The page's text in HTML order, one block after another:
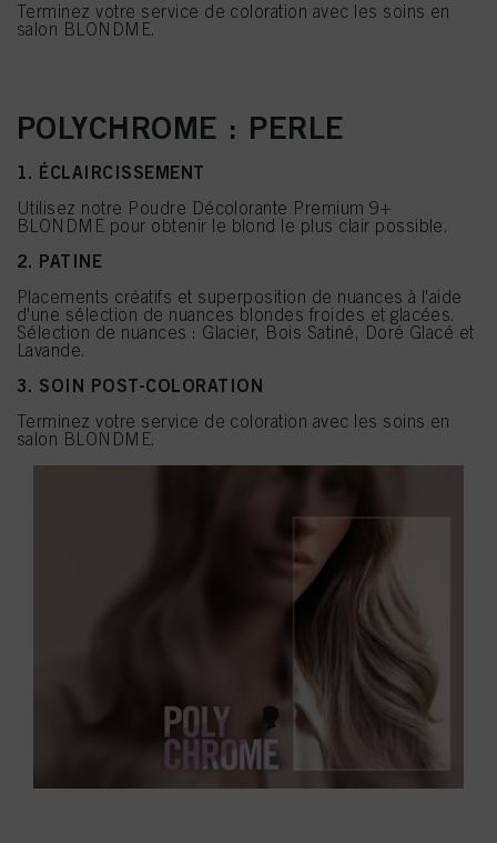
Terminez votre service de coloration avec les soins en
salon BLONDME.
POLYCHROME : PERLE
1. ÉCLAIRCISSEMENT
Utilisez notre Poudre Décolorante Premium 9+
BLONDME pour obtenir le blond le plus clair possible.
2. PATINE
Placements créatifs et superposition de nuances à l'aide
d'une sélection de nuances blondes froides et glacées.
Sélection de nuances : Glacier, Bois Satiné, Doré Glacé et
Lavande.
3. SOIN POST-COLORATION
Terminez votre service de coloration avec les soins en
salon BLONDME.